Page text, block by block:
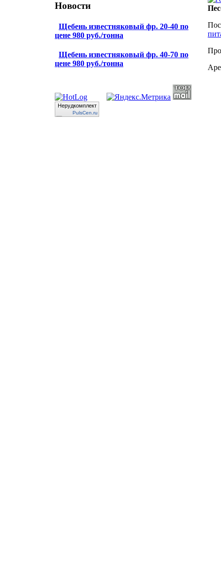
Новости
Щебень известняковый фр. 20-40 по
цене 980 руб./тонна
Щебень известняковый фр. 40-70 по
цене 980 руб./тонна
Нерудкомплект
PulsCen.ru